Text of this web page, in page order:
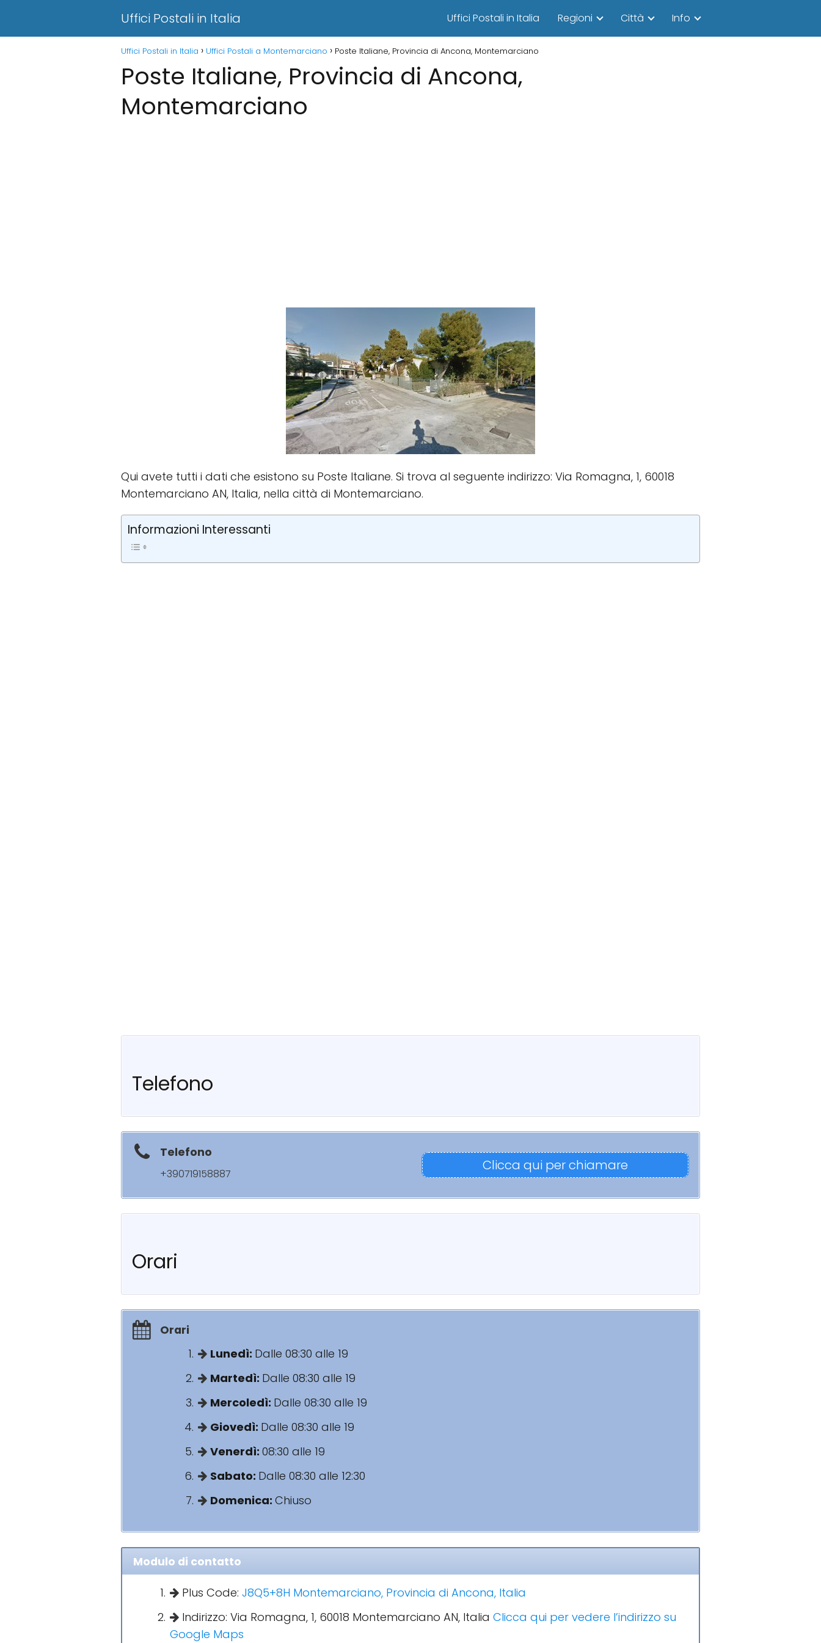
Uffici Postali in Italia Uffici Postali in Italia Regioni Città Info
Uffici Postali in Italia Uffici Postali a Montemarciano Poste Italiane, Provincia di Ancona, Montemarciano
Poste Italiane, Provincia di Ancona,
Montemarciano
Qui avete tutti i dati che esistono su Poste Italiane. Si trova al seguente indirizzo: Via Romagna, 1, 60018
Montemarciano AN, Italia, nella città di Montemarciano.
Informazioni Interessanti
Telefono
Telefono
+390719158887
Clicca qui per chiamare
Orari
Orari
Lunedì: Dalle 08:30 alle 19
Martedì: Dalle 08:30 alle 19
Mercoledì: Dalle 08:30 alle 19
Giovedì: Dalle 08:30 alle 19
Venerdì: 08:30 alle 19
Sabato: Dalle 08:30 alle 12:30
Domenica: Chiuso
Modulo di contatto
Plus Code: J8Q5+8H Montemarciano, Provincia di Ancona, Italia
Indirizzo: Via Romagna, 1, 60018 Montemarciano AN, Italia Clicca qui per vedere l’indirizzo su
Google Maps